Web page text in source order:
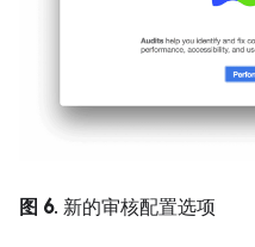
图 6. 新的审核配置选项